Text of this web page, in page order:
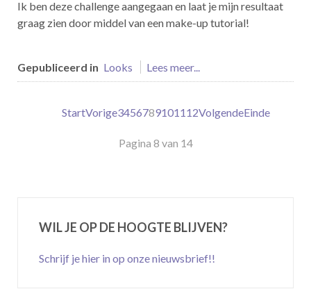
Ik ben deze challenge aangegaan en laat je mijn resultaat
graag zien door middel van een make-up tutorial!
Gepubliceerd in Looks Lees meer...
StartVorige3456789101112VolgendeEinde
Pagina 8 van 14
WIL JE OP DE HOOGTE BLIJVEN?
Schrijf je hier in op onze nieuwsbrief!!